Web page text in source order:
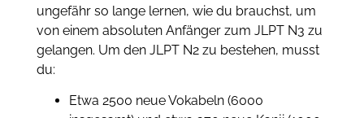
ungefähr so lange lernen, wie du brauchst, um
von einem absoluten Anfänger zum JLPT N3 zu
gelangen. Um den JLPT N2 zu bestehen, musst
du:
Etwa 2500 neue Vokabeln (6000